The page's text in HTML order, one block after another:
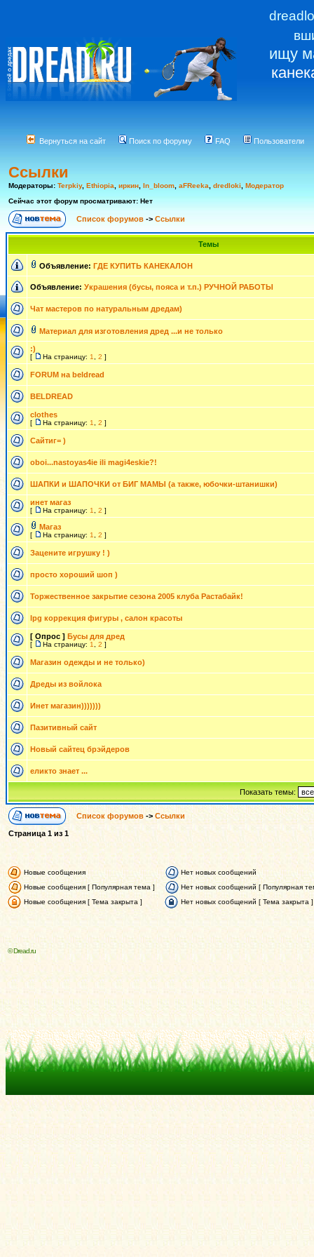
ищу
Вернуться на сайт Поиск по форуму FAQ Пользователи
Ссылки
Модераторы: Terpkiy, Ethiopia иркин In_bloom aFReeka dredloki
Модератор
Сейчас этот форум просматривают: Нет
Список форумов -> Ссылки
Темы
Объявление: ГДЕ КУПИТЬ КАНЕКАЛОН
Объявление: Украшения (бусы, пояса и т.п.) РУЧНОЙ РАБОТЫ
Чат мастеров по натуральным дредам)
Материал для изготовления дред ...и не только
:)
[ На страницу: 1 2 ]
FORUM на beldread
BELDREAD
clothes
[ На страницу: 1 2 ]
Сайтиг= )
oboi...nastoyas4ie ili magi4eskie?!
ШАПКИ и ШАПОЧКИ от БИГ МАМЫ (а также, юбочки-штанишки)
инет магаз
[ На страницу: 1 2 ]
Магаз
[ На страницу: 1 2 ]
Зацените игрушку ! )
просто хороший шоп )
Торжественное закрытие сезона 2005 клуба Растабайк!
lpg коррекция фигуры , салон красоты
[ Опрос ] Бусы для дред
[ На страницу: 1 2 ]
Магазин одежды и не только)
Дреды из войлока
Инет магазин)))))))
Пазитивный сайт
Новый сайтец брэйдеров
еликто знает ...
Показать темы:
Список форумов-> Ссылки
Страница 1 из 1
Новые сообщения
Нет новых сообщений
Новые сообщения [ Популярная тема ]
Нет новых сообщений [ Популярная
Новые сообщения [ Тема закрыта ]
Нет новых сообщений [ Тема закрыта ]
© Dread.ru